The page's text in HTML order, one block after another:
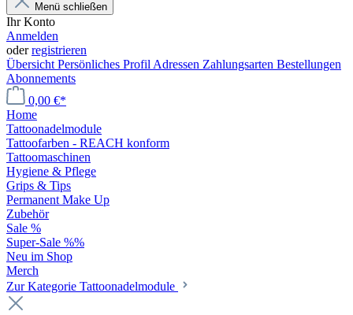
Menü schließen
Ihr Konto
Anmelden
oderregistrieren
Übersicht Persönliches Profil Adressen Zahlungsarten Bestellungen
Abonnements
0,00 €*
Home
Tattoonadelmodule
Tattoofarben - REACH konform
Tattoomaschinen
Hygiene & Pflege
Grips & Tips
Permanent Make Up
Zubehör
Sale %
Super-Sale %%
Neu im Shop
Merch
Zur Kategorie Tattoonadelmodule